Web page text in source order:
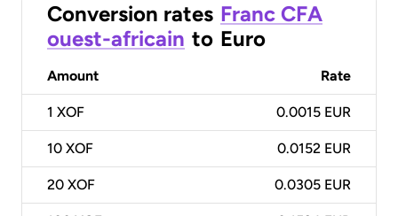
Conversion rates Franc CFA
ouest-africain to Euro
Amount Rate
1 XOF 0.0015 EUR
10 XOF 0.0152 EUR
20 XOF 0.0305 EUR